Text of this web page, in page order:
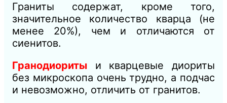
Граниты содержат, кроме того,
значительное количество кварца (не
менее 20%), чем и отличаются от
сиенитов.
Гранодиориты и кварцевые диориты
без микроскопа очень трудно, а подчас
и невозможно, отличить от гранитов.